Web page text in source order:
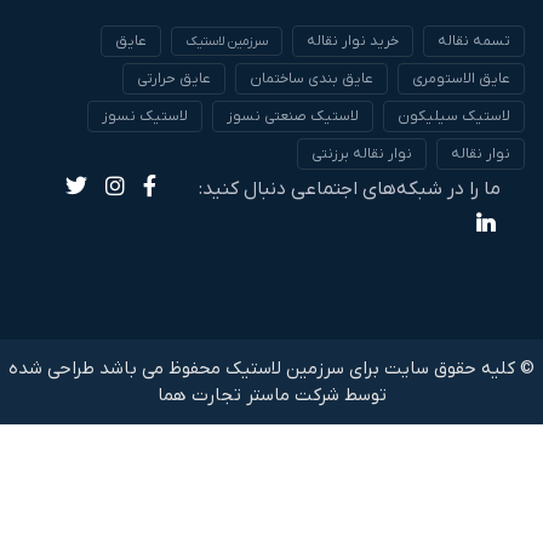
تسمه نقاله خرید نوار نقاله سرزمین لاستیک
عایق
عایق الاستومری
عایق بندی ساختمان
عایق حرارتی
لاستیک سیلیکون
لاستیک صنعتی نسوز
لاستیک نسوز
نوار نقاله
نوار نقاله برزنتی
ما را در شبکه‌های اجتماعی دنبال کنید:
© کلیه حقوق سایت برای سرزمین لاستیک محفوظ می باشد طراحی شده
توسط شرکت ماستر تجارت هما